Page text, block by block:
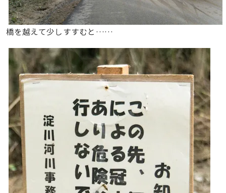
橋を越えて少しすすむと……